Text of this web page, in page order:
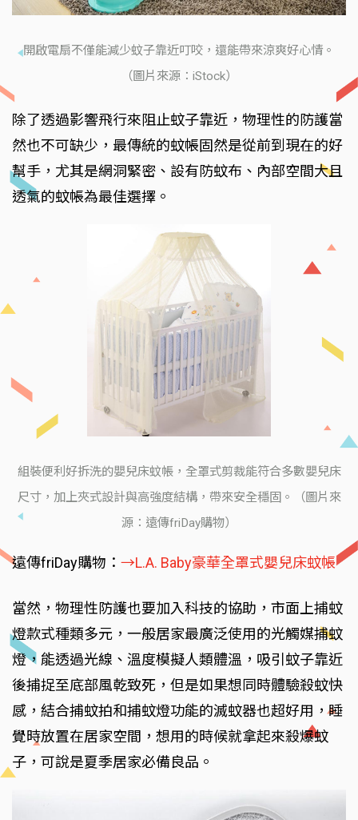
開啟電扇不僅能減少蚊子靠近叮咬，還能帶來涼爽好心情。
（圖片來源：iStock）
除了透過影響飛行來阻止蚊子靠近，物理性的防護當
然也不可缺少，最傳統的蚊帳固然是從前到現在的好
幫手，尤其是網洞緊密、設有防蚊布、內部空間大且
透氣的蚊帳為最佳選擇。
組裝便利好拆洗的嬰兒床蚊帳，全罩式剪裁能符合多數嬰兒床
尺寸，加上夾式設計與高強度結構，帶來安全穩固。（圖片來
源：遠傳friDay購物）
遠傳friDay購物： →L.A. Baby豪華全罩式嬰兒床蚊帳
當然，物理性防護也要加入科技的協助，市面上捕蚊
燈款式種類多元，一般居家最廣泛使用的光觸媒捕蚊
燈，能透過光線、溫度模擬人類體溫，吸引蚊子靠近
後捕捉至底部風乾致死，但是如果想同時體驗殺蚊快
感，結合捕蚊拍和捕蚊燈功能的滅蚊器也超好用，睡
覺時放置在居家空間，想用的時候就拿起來殺爆蚊
子，可說是夏季居家必備良品。